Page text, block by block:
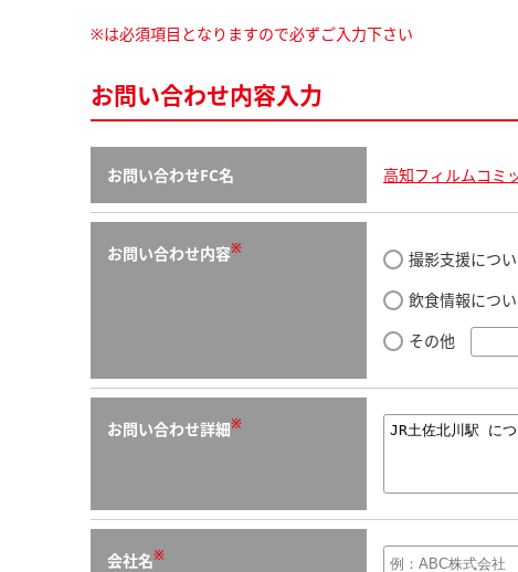
※は必須項目となりますので必ずご入力下さい
お問い合わせ内容入力
お問い合わせFC名 高知フィルムコミ
お問い合わせ内容※
撮影支援につ
飲食情報につ
その他
お問い合わせ詳細※
会社名※